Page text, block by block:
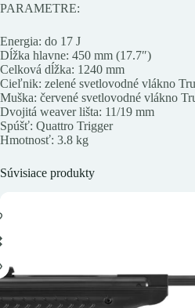
PARAMETRE:
Energia: do 17 J
Dĺžka hlavne: 450 mm (17.7″)
Celková dĺžka: 1240 mm
Cieľnik: zelené svetlovodné vlákno
Muška: červené svetlovodné vlákno
Dvojitá weaver lišta: 11/19 mm
Spúšť: Quattro Trigger
Hmotnosť: 3.8 kg
Súvisiace produkty